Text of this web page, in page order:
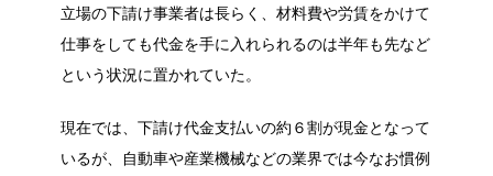
立場の下請け事業者は長らく、材料費や労賃をかけて
仕事をしても代金を手に入れられるのは半年も先など
という状況に置かれていた。
現在では、下請け代金支払いの約６割が現金となって
いるが、自動車や産業機械などの業界では今なお慣例